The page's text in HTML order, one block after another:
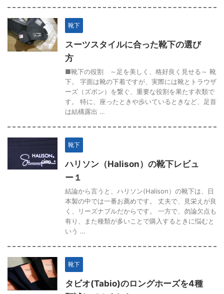
靴下
スーツスタイルに合った靴下の選び
方
■靴下の役割 ～足を美しく、格好良く見せる～ 靴
下。 字面は靴の下着ですが、実際には靴とトラウザ
ーズ（ズボン）を繋ぐ、重要な役割を果たす衣類で
す。 特に、座ったときや歩いているときなど、足首
は結構露出 …
靴下
ハリソン（Halison）の靴下レビュ
ー１
結論から言うと、ハリソン(Halison）の靴下は、日
本製の中では一番お薦めです。 丈夫で、見栄えが良
く、リーズナブルだからです。 一方で、勿論欠点も
有り、また種類が多いことで購入するときに悩むと
いう …
靴下
タビオ(Tabio)のロングホーズを4種